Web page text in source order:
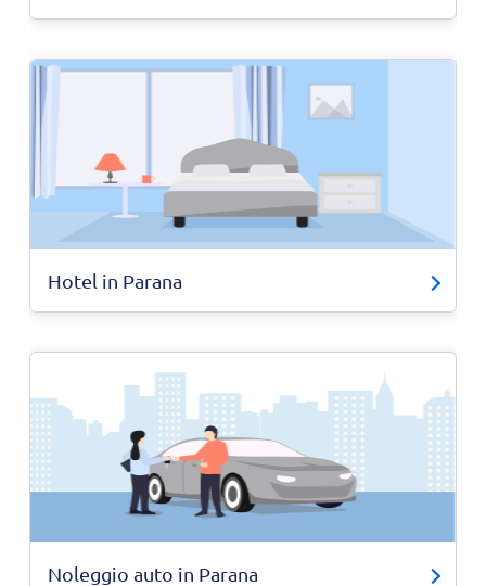
Hotel in Parana
Noleggio auto in Parana